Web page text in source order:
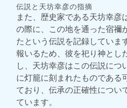
伝説と天坊幸彦の指摘
また、歴史家である天坊幸彦
の際に、この地を通った宿禰
たという伝説を記録していま
報いるため、彼を祀り神とし
し、天坊幸彦はこの伝説につ
に灯籠に刻まれたものである
ており、伝承の正確性につい
ています。